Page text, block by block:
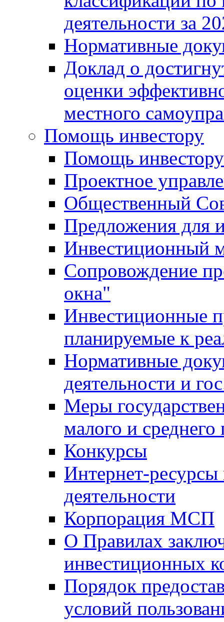
деятельности за
Нормативные
Доклад о
оценки
местного
Помощь инвестору
Помощь инвестору
Проектное
Общественный
Предложения для
Инвестиционный
Сопровождение
окна"
Инвестиционные
планируемые к
Нормативные
деятельности и
Меры
малого и среднего
Конкурсы
Интернет-
деятельности
Корпорация МСП
О Правилах
инвестиционных
Порядок
условий